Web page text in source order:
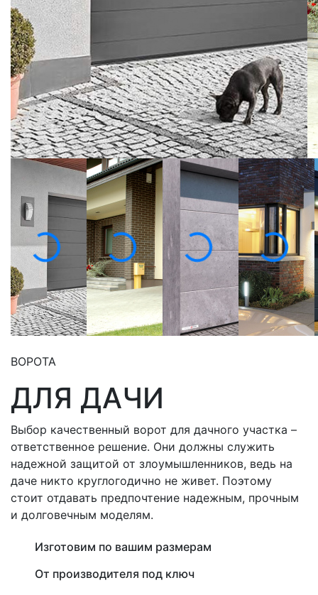
ВОРОТА
ДЛЯ ДАЧИ
Выбор качественный ворот для дачного участка –
ответственное решение. Они должны служить
надежной защитой от злоумышленников, ведь на
даче никто круглогодично не живет. Поэтому
стоит отдавать предпочтение надежным, прочным
и долговечным моделям.
Изготовим по вашим размерам
От производителя под ключ